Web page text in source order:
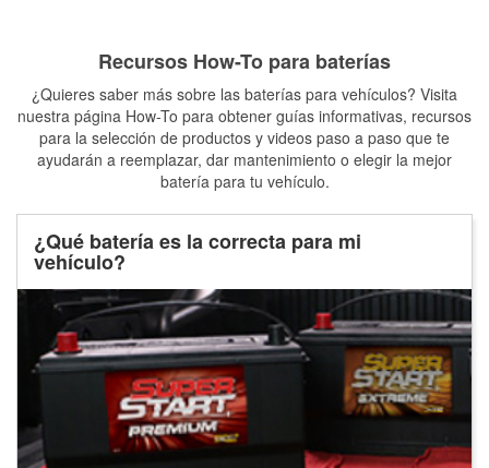
Recursos How-To para baterías
¿Quieres saber más sobre las baterías para vehículos? Visita
nuestra página How-To para obtener guías informativas, recursos
para la selección de productos y videos paso a paso que te
ayudarán a reemplazar, dar mantenimiento o elegir la mejor
batería para tu vehículo.
¿Qué batería es la correcta para mi
vehículo?